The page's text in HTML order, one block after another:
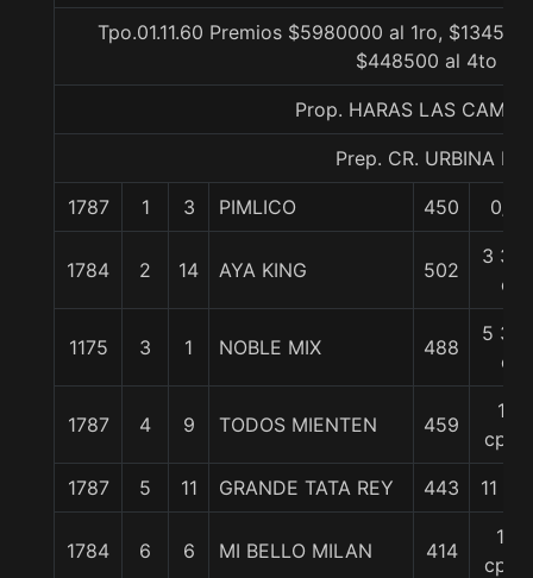
Tpo.01.11.60 Premios $5980000 al 1ro,
$448500 al 4to
Prop. HARAS LAS
Prep. CR. URBINA R.
1787 1 3 PIMLICO 450 0/0
1784 2 14 AYA KING 502
3 3/4
c
1175 3 1 NOBLE MIX 488
5 3/4
c
1787 4 9 TODOS MIENTEN 459
11
cpos
1787 5 11 GRANDE TATA REY 443 11 1/2
1784 6 6 MI BELLO MILAN 414
14
cpos